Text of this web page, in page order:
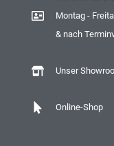
Montag -
& nach
Unser
Online-Shop